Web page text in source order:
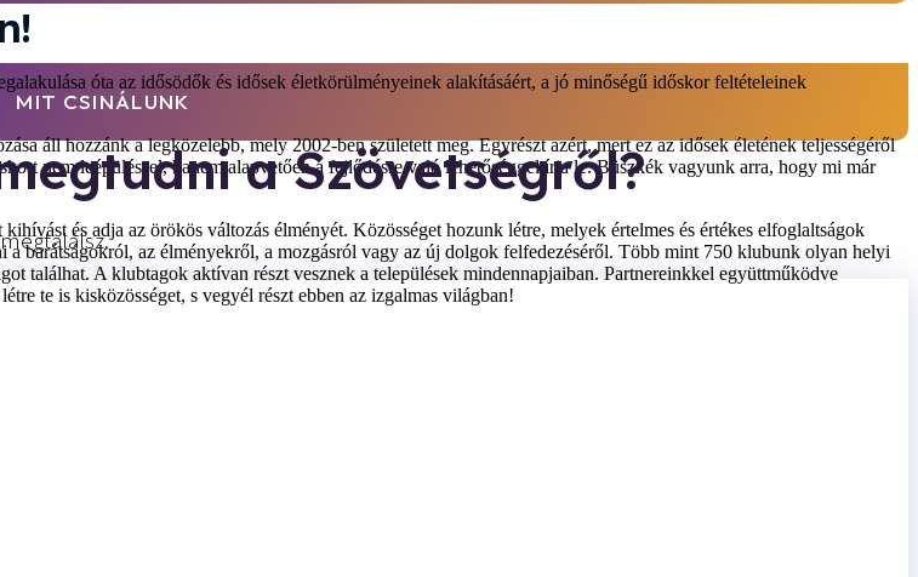
óta az idősödők és idősek életkörülményeinek alakításáért, a jó minőségű időskor feltételeinek
áll hozzánk a legközelebb, mely 2002-ben született meg. Egyrészt azért, mert ez az idősek életének teljességéről
nem leépüléssel, hanem alapvetően a fejlődésre való lehetőséggel írja le. Büszkék vagyunk arra, hogy mi már
és adja az örökös változás élményét. Közösséget hozunk létre, melyek értelmes és értékes elfoglaltságok
barátságokról, az élményekről, a mozgásról vagy az új dolgok felfedezéséről. Több mint 750 klubunk olyan helyi
találhat. A klubtagok aktívan részt vesznek a települések mindennapjaiban. Partnereinkkel együttműködve
te is kisközösséget, s vegyél részt ebben az izgalmas világban!
MIT CSINÁLUNK
a Szövetségről?